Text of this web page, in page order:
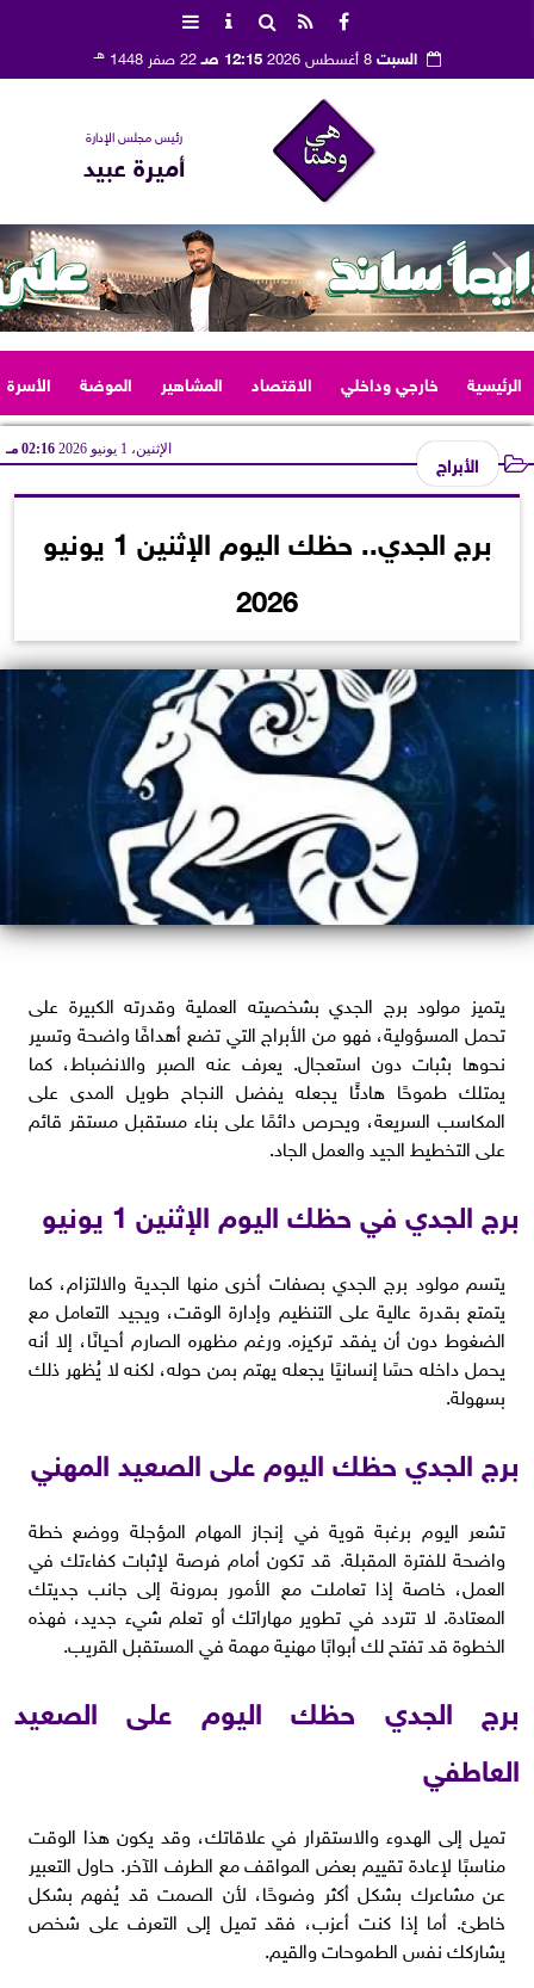
السبت8 أغسطس 2026 12:15 صـ 22 صفر 1448 هـ
رئيس مجلس الإدارة
أميرة عبيد
الرئيسية خارجي وداخلي الاقتصاد المشاهير الموضة الأسرة
الأبراج الإثنين، 1 يونيو 2026 02:16 مـ
برج الجدي.. حظك اليوم الإثنين 1 يونيو
2026
يتميز مولود برج الجدي بشخصيته العملية وقدرته الكبيرة على
تحمل المسؤولية، فهو من الأبراج التي تضع أهدافًا واضحة وتسير
نحوها بثبات دون استعجال. يعرف عنه الصبر والانضباط، كما
يمتلك طموحًا هادئًا يجعله يفضل النجاح طويل المدى على
المكاسب السريعة، ويحرص دائمًا على بناء مستقبل مستقر قائم
على التخطيط الجيد والعمل الجاد.
برج الجدي في حظك اليوم الإثنين 1 يونيو
يتسم مولود برج الجدي بصفات أخرى منها الجدية والالتزام، كما
يتمتع بقدرة عالية على التنظيم وإدارة الوقت، ويجيد التعامل مع
الضغوط دون أن يفقد تركيزه. ورغم مظهره الصارم أحيانًا، إلا أنه
يحمل داخله حسًا إنسانيًا يجعله يهتم بمن حوله، لكنه لا يُظهر ذلك
بسهولة.
برج الجدي حظك اليوم على الصعيد المهني
تشعر اليوم برغبة قوية في إنجاز المهام المؤجلة ووضع خطة
واضحة للفترة المقبلة. قد تكون أمام فرصة لإثبات كفاءتك في
العمل، خاصة إذا تعاملت مع الأمور بمرونة إلى جانب جديتك
المعتادة. لا تتردد في تطوير مهاراتك أو تعلم شيء جديد، فهذه
الخطوة قد تفتح لك أبوابًا مهنية مهمة في المستقبل القريب.
برج الجدي حظك اليوم على الصعيد
العاطفي
تميل إلى الهدوء والاستقرار في علاقاتك، وقد يكون هذا الوقت
مناسبًا لإعادة تقييم بعض المواقف مع الطرف الآخر. حاول التعبير
عن مشاعرك بشكل أكثر وضوحًا، لأن الصمت قد يُفهم بشكل
خاطئ. أما إذا كنت أعزب، فقد تميل إلى التعرف على شخص
يشاركك نفس الطموحات والقيم.